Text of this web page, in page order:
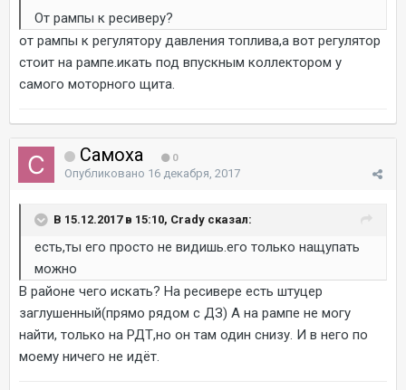
От рампы к ресиверу?
от рампы к регулятору давления топлива,а вот регулятор
стоит на рампе.икать под впускным коллектором у
самого моторного щита.
Самоха 0
Опубликовано 16 декабря, 2017
В 15.12.2017 в 15:10, Crady сказал:
есть,ты его просто не видишь.его только нащупать
можно
В районе чего искать? На ресивере есть штуцер
заглушенный(прямо рядом с ДЗ) А на рампе не могу
найти, только на РДТ,но он там один снизу. И в него по
моему ничего не идёт.